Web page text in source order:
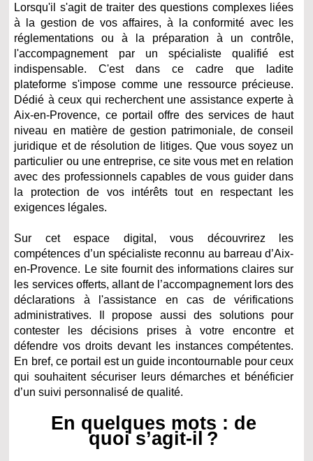
Lorsqu'il s'agit de traiter des questions complexes liées
à la gestion de vos affaires, à la conformité avec les
réglementations ou à la préparation à un contrôle,
l'accompagnement par un spécialiste qualifié est
indispensable. C'est dans ce cadre que ladite
plateforme s'impose comme une ressource précieuse.
Dédié à ceux qui recherchent une assistance experte à
Aix-en-Provence, ce portail offre des services de haut
niveau en matière de gestion patrimoniale, de conseil
juridique et de résolution de litiges. Que vous soyez un
particulier ou une entreprise, ce site vous met en relation
avec des professionnels capables de vous guider dans
la protection de vos intérêts tout en respectant les
exigences légales.
Sur cet espace digital, vous découvrirez les
compétences d’un spécialiste reconnu au barreau d’Aix-
en-Provence. Le site fournit des informations claires sur
les services offerts, allant de l’accompagnement lors des
déclarations à l'assistance en cas de vérifications
administratives. Il propose aussi des solutions pour
contester les décisions prises à votre encontre et
défendre vos droits devant les instances compétentes.
En bref, ce portail est un guide incontournable pour ceux
qui souhaitent sécuriser leurs démarches et bénéficier
d’un suivi personnalisé de qualité.
En quelques mots : de
quoi s’agit-il ?